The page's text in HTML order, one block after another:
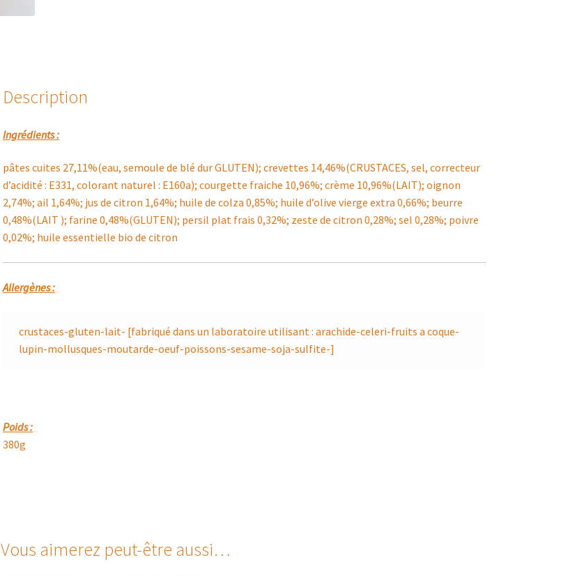
Description
Ingrédients :
pâtes cuites 27,11%(eau, semoule de blé dur GLUTEN); crevettes 14,46%(CRUSTACES, sel, correcteur
d’acidité : E331, colorant naturel : E160a); courgette fraiche 10,96%; crème 10,96%(LAIT); oignon
2,74%; ail 1,64%; jus de citron 1,64%; huile de colza 0,85%; huile d’olive vierge extra 0,66%; beurre
0,48%(LAIT ); farine 0,48%(GLUTEN); persil plat frais 0,32%; zeste de citron 0,28%; sel 0,28%; poivre
0,02%; huile essentielle bio de citron
Allergènes :
crustaces-gluten-lait- [fabriqué dans un laboratoire utilisant : arachide-celeri-fruits a coque-
lupin-mollusques-moutarde-oeuf-poissons-sesame-soja-sulfite-]
Poids :
380g
Vous aimerez peut-être aussi…